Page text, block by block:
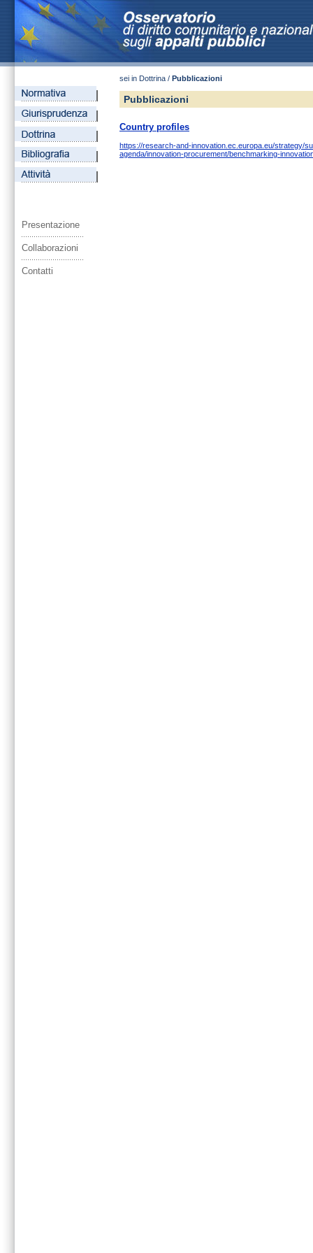
Presentazione
Collaborazioni
Contatti
sei in Dottrina / Pubblicazioni
Pubblicazioni
Country profiles
https://research-and-innovation.ec.europa.eu/strategy/
agenda/innovation-procurement/benchmarking-